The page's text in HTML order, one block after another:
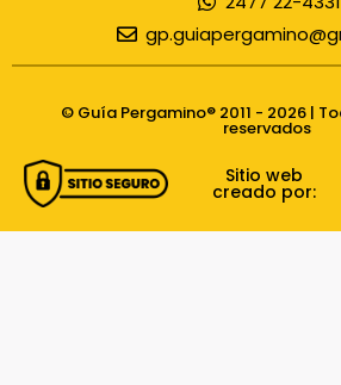
© Guía Pergamino® 2011 - 2026 |
reservados
Sitio web
creado por: